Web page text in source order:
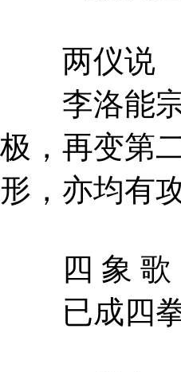
两仪说
李洛能宗
极，再变第
形，亦均有
四 象 歌
已成四拳